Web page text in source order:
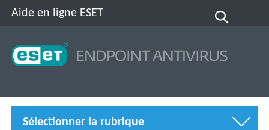
Aide en ligne ESET
Sélectionner la rubrique